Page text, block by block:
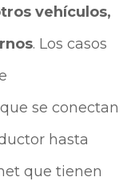
vehículos,
. Los casos
se conectan
hasta
que tienen